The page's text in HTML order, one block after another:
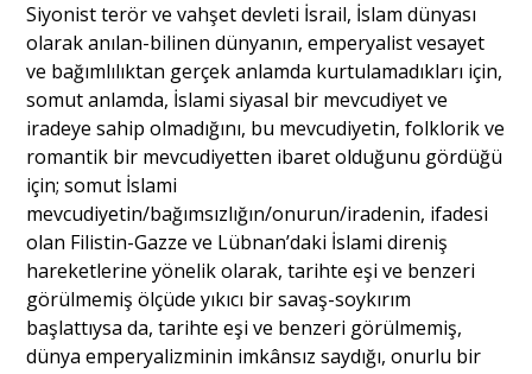
Siyonist terör ve vahşet devleti İsrail, İslam dünyası
olarak anılan-bilinen dünyanın, emperyalist vesayet
ve bağımlılıktan gerçek anlamda kurtulamadıkları için,
somut anlamda, İslami siyasal bir mevcudiyet ve
iradeye sahip olmadığını, bu mevcudiyetin, folklorik ve
romantik bir mevcudiyetten ibaret olduğunu gördüğü
için; somut İslami
mevcudiyetin/bağımsızlığın/onurun/iradenin, ifadesi
olan Filistin-Gazze ve Lübnan’daki İslami direniş
hareketlerine yönelik olarak, tarihte eşi ve benzeri
görülmemiş ölçüde yıkıcı bir savaş-soykırım
başlattıysa da, tarihte eşi ve benzeri görülmemiş,
dünya emperyalizminin imkânsız saydığı, onurlu bir